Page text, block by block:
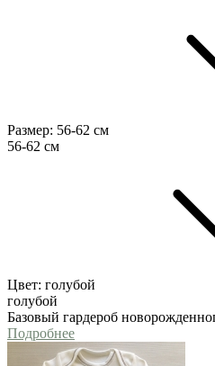
Размер: 56-62 см
56-62 см
Цвет: голубой
голубой
Базовый гардероб
Подробнее